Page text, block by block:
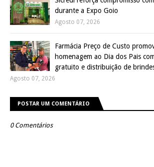
durante a Expo Goio
Agosto 07, 2026
Farmácia Preço de Custo
homenagem ao Dia dos Pais
gratuito e distribuição de
Agosto 07, 2026
POSTAR UM COMENTÁRIO
0 Comentários